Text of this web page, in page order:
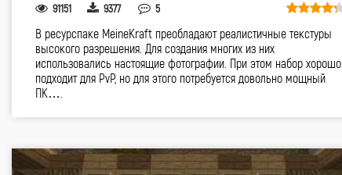
91151 9377 5
В ресурспаке MeineKraft преобладают реалистичные текстуры
высокого разрешения. Для создания многих из них
использовались настоящие фотографии. При этом набор хорошо
подходит для PvP, но для этого потребуется довольно мощный
ПК….